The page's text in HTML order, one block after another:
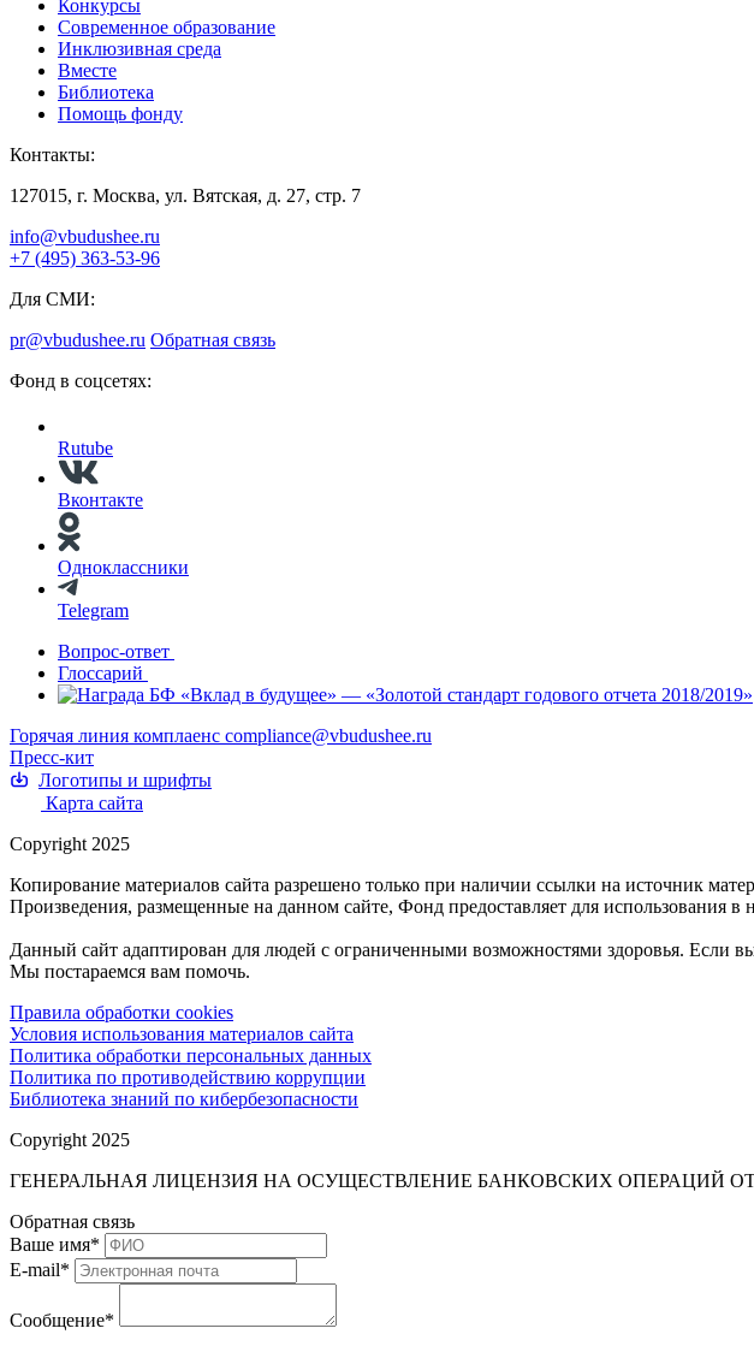
Конкурсы
Современное образование
Инклюзивная среда
Вместе
Библиотека
Помощь фонду
Контакты:
127015, г. Москва, ул. Вятская, д. 27, стр. 7
info@vbudushee.ru
+7 (495) 363-53-96
Для СМИ:
pr@vbudushee.ru Обратная связь
Фонд в соцсетях:
Rutube
Вконтакте
Одноклассники
Telegram
Вопрос-ответ
Глоссарий
Горячая линия комплаенс compliance@vbudushee.ru
Пресс-кит
Логотипы и шрифты
Карта сайта
Copyright 2025
Копирование материалов сайта разрешено только при наличии ссылки на источник
Произведения, размещенные на данном сайте, Фонд предоставляет для использования
Данный сайт адаптирован для людей с ограниченными возможностями здоровья. Если
Мы постараемся вам помочь.
Правила обработки cookies
Условия использования материалов сайта
Политика обработки персональных данных
Политика по противодействию коррупции
Библиотека знаний по кибербезопасности
Copyright 2025
ГЕНЕРАЛЬНАЯ ЛИЦЕНЗИЯ НА ОСУЩЕСТВЛЕНИЕ БАНКОВСКИХ ОПЕРАЦИЙ ОТ
Обратная связь
Ваше имя*
E-mail*
Сообщение*